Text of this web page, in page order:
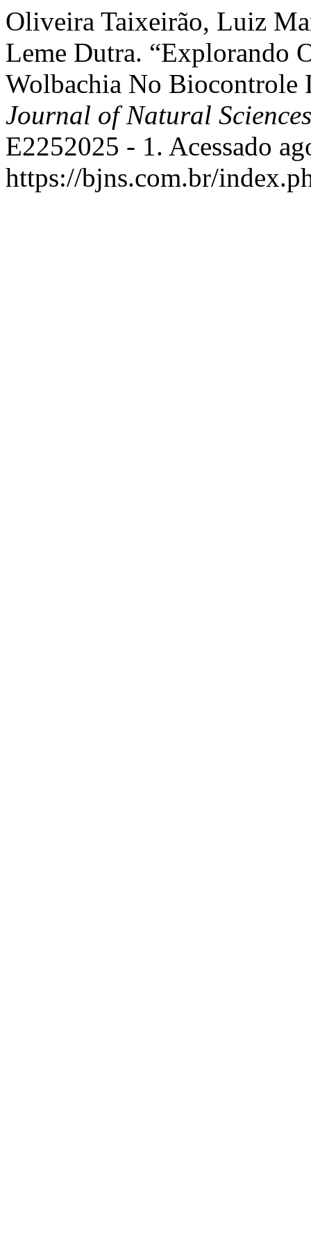
Oliveira Taixeirão, Luiz
Leme Dutra. “Explorando
Wolbachia No Biocontrole
Journal of Natural Sciences
E2252025 - 1. Acessado
https://bjns.com.br/